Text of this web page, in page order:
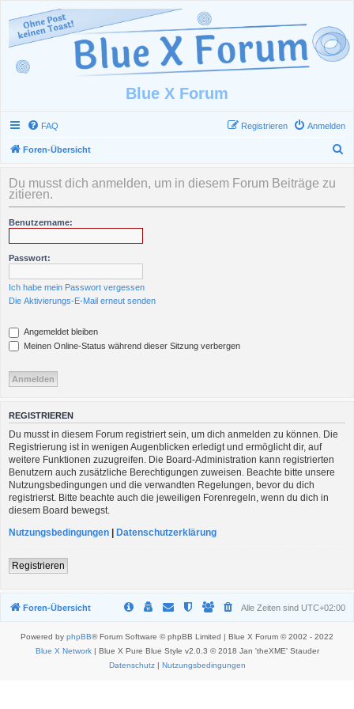
Blue X Forum
FAQ Anmelden
Registrieren
Foren-Übersicht
h
Du musst dich anmelden, um in diesem Forum Beiträge zu
zitieren.
Benutzername:
Passwort:
Ich habe mein Passwort vergessen
Die Aktivierungs-E-Mail erneut senden
Angemeldet bleiben
Meinen Online-Status während dieser Sitzung verbergen
REGISTRIEREN
Du musst in diesem Forum registriert sein, um dich anmelden zu können. Die
Registrierung ist in wenigen Augenblicken erledigt und ermöglicht dir, auf
weitere Funktionen zuzugreifen. Die Board-Administration kann registrierten
Benutzern auch zusätzliche Berechtigungen zuweisen. Beachte bitte unsere
Nutzungsbedingungen und die verwandten Regelungen, bevor du dich
registrierst. Bitte beachte auch die jeweiligen Forenregeln, wenn du dich in
diesem Board bewegst.
Nutzungsbedingungen | Datenschutzerklärung
Registrieren
Foren-Übersicht Alle Zeiten sind UTC+02:00
Powered by phpBB® Forum Software © phpBB Limited | Blue X Forum © 2002 - 2022
Blue X Network| Blue X Pure Blue Style v2.0.3 © 2018 Jan 'theXME' Stauder
Datenschutz| Nutzungsbedingungen